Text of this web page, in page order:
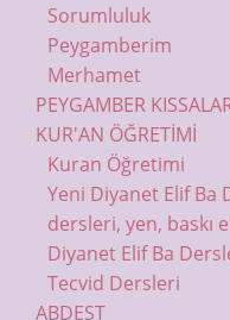
Sorumluluk
Peygamberim
Merhamet
PEYGAMBER
KUR'AN ÖĞRETİMİ
Kuran Öğretimi
Yeni Diyanet Elif Ba
dersleri, yen, baskı
Diyanet Elif Ba
Tecvid Dersleri
ABDEST